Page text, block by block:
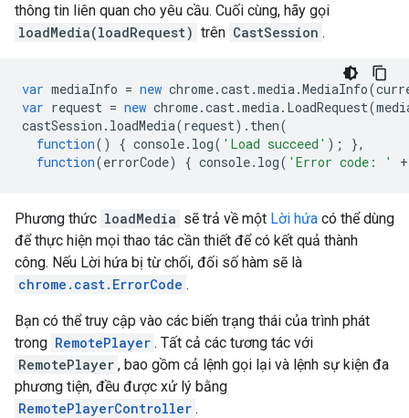
thông tin liên quan cho yêu cầu. Cuối cùng, hãy gọi
loadMedia(loadRequest) trên CastSession .
var mediaInfo = new chrome.cast.media.MediaInfo(
var request = new chrome.cast.media. LoadRequest(
castSession . loadMedia(request). then(
function() { console. log( 'Load succeed' );
},
function(errorCode) { console. log( 'Error code: ' +
Phương thức loadMedia sẽ trả về một Lời hứa có thể dùng
để thực hiện mọi thao tác cần thiết để có kết quả thành
công. Nếu Lời hứa bị từ chối, đối số hàm sẽ là
chrome.cast.ErrorCode .
Bạn có thể truy cập vào các biến trạng thái của trình phát
trong RemotePlayer . Tất cả các tương tác với
RemotePlayer , bao gồm cả lệnh gọi lại và lệnh sự kiện đa
phương tiện, đều được xử lý bằng
RemotePlayerController .